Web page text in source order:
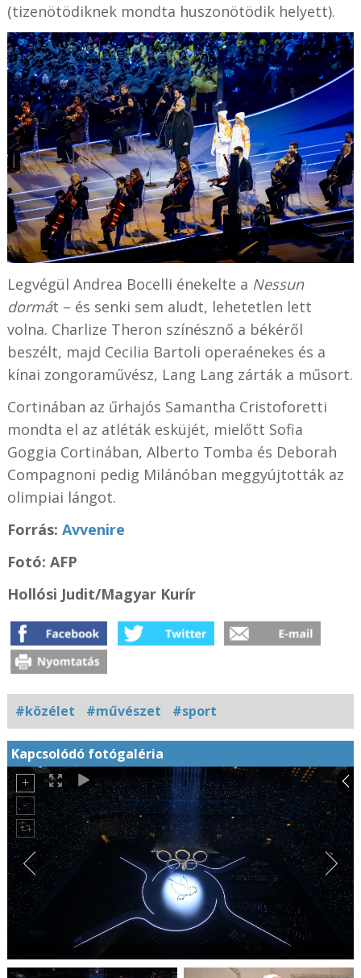
(tizenötödiknek mondta huszonötödik helyett).
Legvégül Andrea Bocelli énekelte a Nessun
dormát – és senki sem aludt, lehetetlen lett
volna. Charlize Theron színésznő a békéről
beszélt, majd Cecilia Bartoli operaénekes és a
kínai zongoraművész, Lang Lang zárták a műsort.
Cortinában az űrhajós Samantha Cristoforetti
mondta el az atléták esküjét, mielőtt Sofia
Goggia Cortinában, Alberto Tomba és Deborah
Compagnoni pedig Milánóban meggyújtották az
olimpiai lángot.
Forrás: Avvenire
Fotó: AFP
Hollósi Judit/Magyar Kurír
#közélet #művészet #sport
Kapcsolódó fotógaléria